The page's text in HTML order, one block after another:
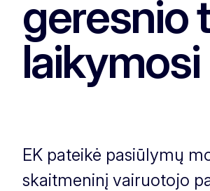
geresnio
EK pateikė pasiūlymų
skaitmeninį vairuotojo